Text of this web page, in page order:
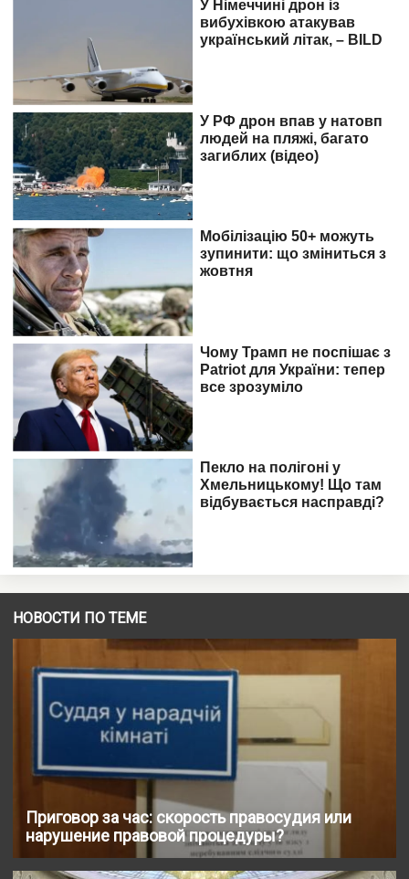
НОВОСТИ ПО ТЕМЕ
Приговор за час: скорость правосудия или
нарушение правовой процедуры?